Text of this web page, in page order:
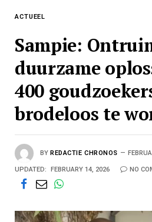
ACTUEEL
Sampie:
duurzame
400
brodeloos te
BY REDACTIE CHRONOS
UPDATED: FEBRUARY 14, 2026 NO